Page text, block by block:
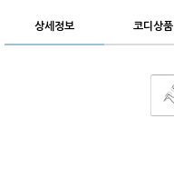
상세정보 코디상품